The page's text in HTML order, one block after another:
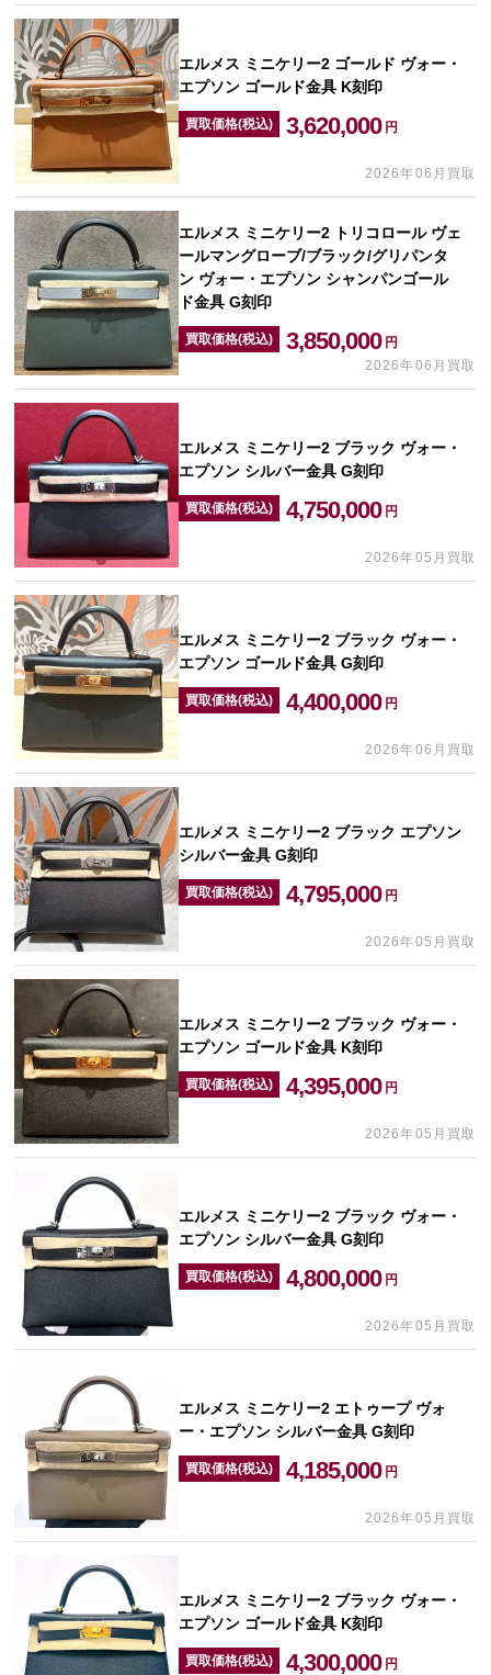
エルメス ミニケリー2 ゴールド ヴォー・
エプソン ゴールド金具 K刻印
買取価格(税込) 3,620,000 円
2026年06月買取
エルメス ミニケリー2 トリコロール ヴェ
ールマングローブ/ブラック/グリパンタ
ン ヴォー・エプソン シャンパンゴール
ド金具 G刻印
買取価格(税込) 3,850,000 円
2026年06月買取
エルメス ミニケリー2 ブラック ヴォー・
エプソン シルバー金具 G刻印
買取価格(税込) 4,750,000 円
2026年05月買取
エルメス ミニケリー2 ブラック ヴォー・
エプソン ゴールド金具 G刻印
買取価格(税込) 4,400,000 円
2026年06月買取
エルメス ミニケリー2 ブラック エプソン
シルバー金具 G刻印
買取価格(税込) 4,795,000 円
2026年05月買取
エルメス ミニケリー2 ブラック ヴォー・
エプソン ゴールド金具 K刻印
買取価格(税込) 4,395,000 円
2026年05月買取
エルメス ミニケリー2 ブラック ヴォー・
エプソン シルバー金具 G刻印
買取価格(税込) 4,800,000 円
2026年05月買取
エルメス ミニケリー2 エトゥープ ヴォ
ー・エプソン シルバー金具 G刻印
買取価格(税込) 4,185,000 円
2026年05月買取
エルメス ミニケリー2 ブラック ヴォー・
エプソン ゴールド金具 K刻印
買取価格(税込) 4,300,000 円